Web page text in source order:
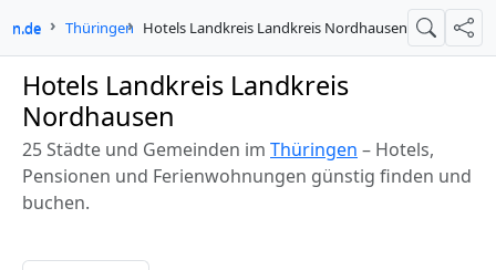
in.de Thüringen Hotels Landkreis Landkreis Nordhausen Suche
Hotels Landkreis Landkreis
Nordhausen
25 Städte und Gemeinden im Thüringen – Hotels,
Pensionen und Ferienwohnungen günstig finden und
buchen.